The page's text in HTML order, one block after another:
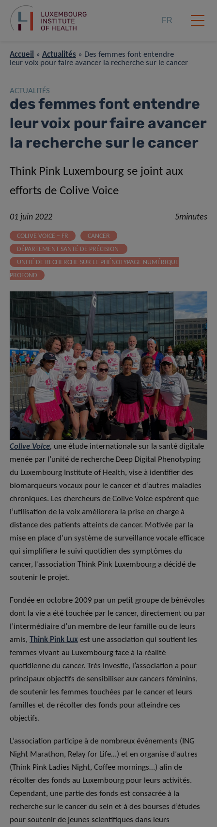
FR
Accueil » Actualités » Des femmes font entendre
leur voix pour faire avancer la recherche sur le cancer
ACTUALITÉS
des femmes font entendre
leur voix pour faire avancer
la recherche sur le cancer
Think Pink Luxembourg se joint aux
efforts de Colive Voice
01 juin 2022 5minutes
COLIVE VOICE – FR
CANCER
DÉPARTEMENT SANTÉ DE PRÉCISION
UNITÉ DE RECHERCHE SUR LE PHÉNOTYPAGE NUMÉRIQUE
PROFOND
Colive Voice, une étude internationale sur la santé digitale
menée par l’unité de recherche Deep Digital Phenotyping
du Luxembourg Institute of Health, vise à identifier des
biomarqueurs vocaux pour le cancer et d’autres maladies
chroniques. Les chercheurs de Colive Voice espèrent que
l’utilisation de la voix améliorera la prise en charge à
distance des patients atteints de cancer. Motivée par la
mise en place d’un système de surveillance vocale efficace
qui simplifiera le suivi quotidien des symptômes du
cancer, l’association Think Pink Luxembourg a décidé de
soutenir le projet.
Fondée en octobre 2009 par un petit groupe de bénévoles
dont la vie a été touchée par le cancer, directement ou par
l’intermédiaire d’un membre de leur famille ou de leurs
amis, Think Pink Lux est une association qui soutient les
femmes vivant au Luxembourg face à la réalité
quotidienne du cancer. Très investie, l’association a pour
principaux objectifs de sensibiliser aux cancers féminins,
de soutenir les femmes touchées par le cancer et leurs
familles et de récolter des fonds pour atteindre ces
objectifs.
L’association participe à de nombreux événements (ING
Night Marathon, Relay for Life…) et en organise d’autres
(Think Pink Ladies Night, Coffee mornings…) afin de
récolter des fonds au Luxembourg pour leurs activités.
Cependant, une partie des fonds est consacrée à la
recherche sur le cancer du sein et à des bourses d’études
pour soutenir de jeunes scientifiques dans leurs